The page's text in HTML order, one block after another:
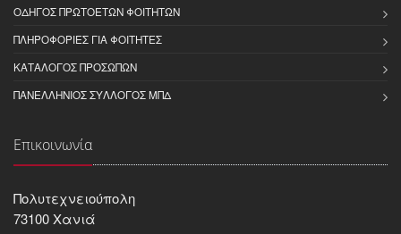
ΟΔΗΓΌΣ ΠΡΩΤΟΕΤΏΝ ΦΟΙΤΗΤΏΝ
ΠΛΗΡΟΦΟΡΊΕΣ ΓΙΑ ΦΟΙΤΗΤΈΣ
ΚΑΤΆΛΟΓΟΣ ΠΡΟΣΏΠΩΝ
ΠΑΝΕΛΛΉΝΙΟΣ ΣΎΛΛΟΓΟΣ ΜΠΔ
Επικοινωνία
Πολυτεχνειούπολη
73100 Χανιά